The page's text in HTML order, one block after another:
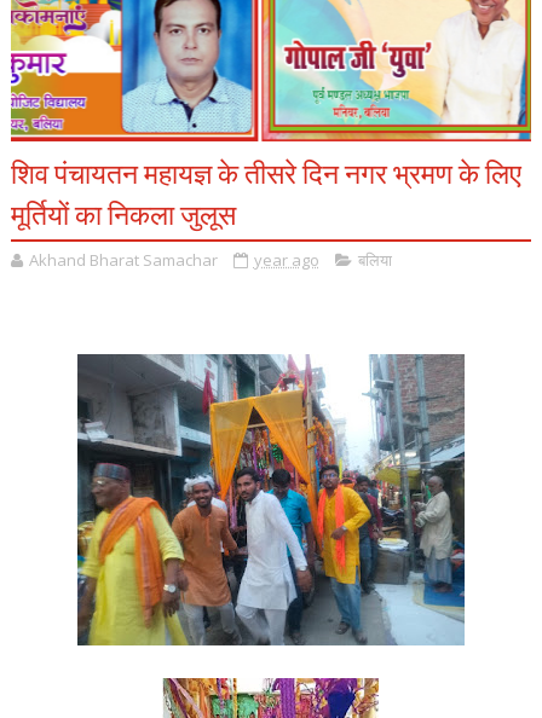
शिव पंचायतन महायज्ञ के तीसरे दिन नगर भ्रमण के लिए
मूर्तियों का निकला जुलूस
Akhand Bharat Samachar year ago बलिया